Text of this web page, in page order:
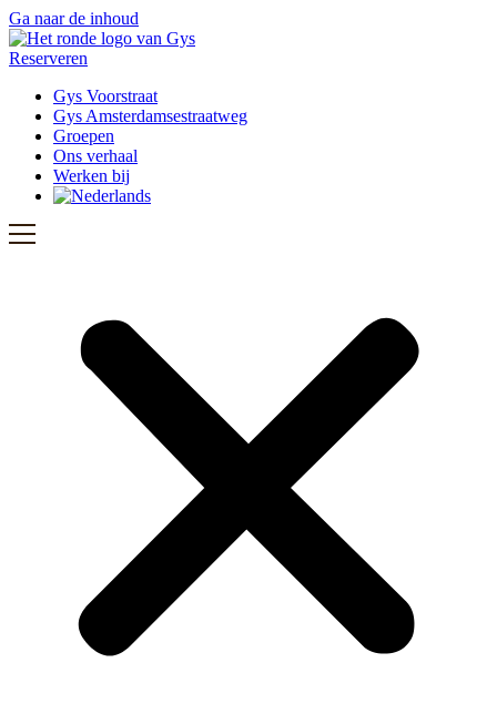
Ga naar de inhoud
Reserveren
Gys Voorstraat
Gys Amsterdamsestraatweg
Groepen
Ons verhaal
Werken bij